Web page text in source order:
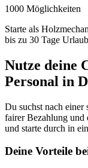
1000 Möglichkeiten
Starte als
bis zu 30 Tage
Nutze deine
Personal in
Du suchst nach
fairer Bezahlung und
und starte durch in
Deine Vorteile